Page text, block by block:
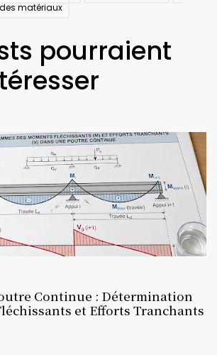
matériaux
pourraient
Continue : Détermination
et Efforts Tranchants